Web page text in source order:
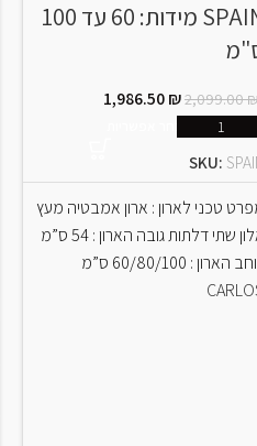
SPAIN מידות: 60 עד 100
2,099.00
1,986.50₪
SKU:
טכני לארון : ארון אמבטיה מעץ
אלון שתי דלתות גובה הארון : 54 ס”מ
הארון : 60/80/100 ס”מ